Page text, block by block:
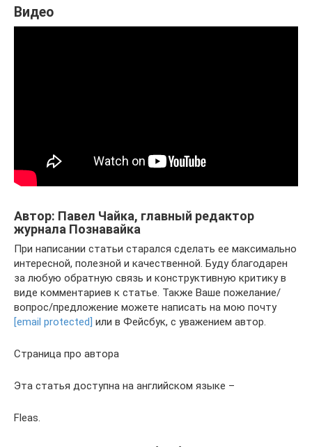
Видео
Автор: Павел Чайка, главный редактор
журнала Познавайка
При написании статьи старался сделать ее максимально
интересной, полезной и качественной. Буду благодарен
за любую обратную связь и конструктивную критику в
виде комментариев к статье. Также Ваше пожелание/
вопрос/предложение можете написать на мою почту
[email protected] или в Фейсбук, с уважением автор.
Страница про автора
Эта статья доступна на английском языке –
Fleas.